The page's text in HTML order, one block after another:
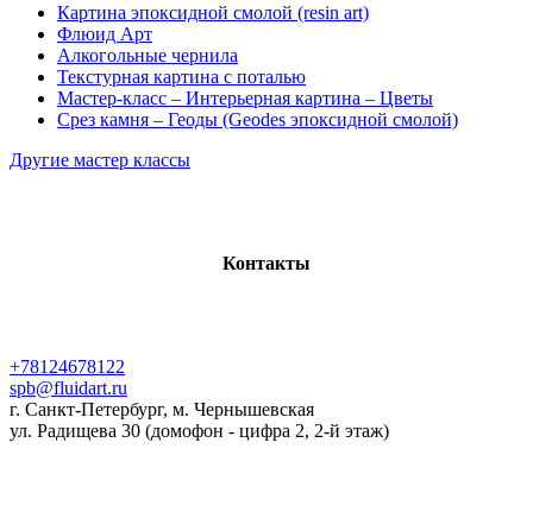
Картина эпоксидной смолой (resin art)
Флюид Арт
Алкогольные чернила
Текстурная картина с поталью
Мастер-класс – Интерьерная картина – Цветы
Срез камня – Геоды (Geodes эпоксидной смолой)
Другие мастер классы
Контакты
+78124678122
spb@fluidart.ru
г. Санкт-Петербург, м. Чернышевская
ул. Радищева 30 (домофон - цифра 2, 2-й этаж)